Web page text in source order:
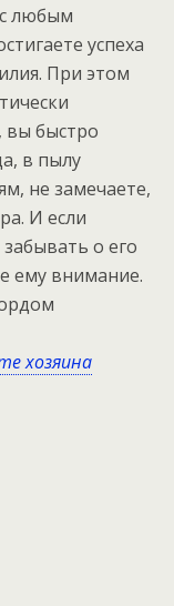
любым
успеха
При этом
вы быстро
в пылу
не замечаете,
И если
о его
ему внимание.
хозяина